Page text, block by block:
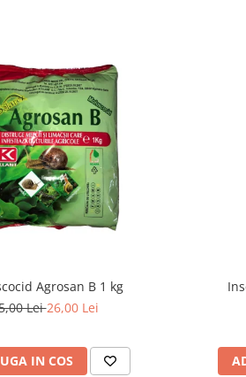
Agrosan B 1 kg
Lei26,00 Lei
IN COS